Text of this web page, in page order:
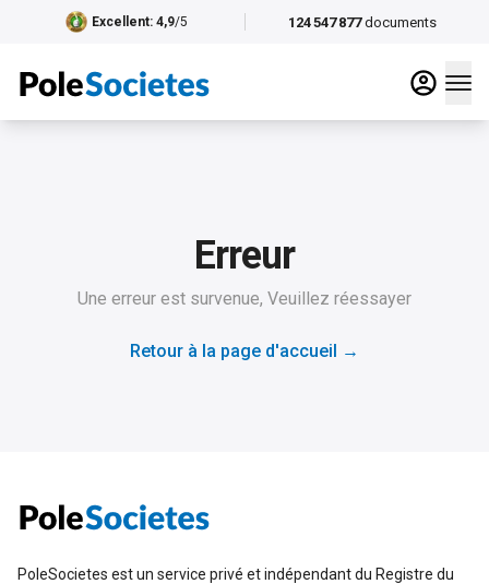
124 547 877 documents
Excellent: 4,9/5
Erreur
Une erreur est survenue, Veuillez réessayer
Retour à la page d'accueil →
PoleSocietes est un service privé et indépendant du Registre du